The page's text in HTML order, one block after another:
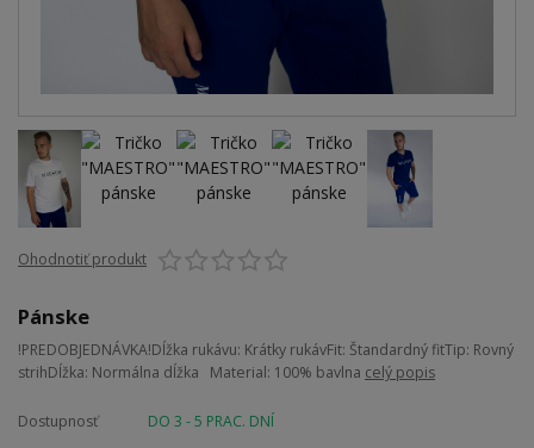
Ohodnotiť produkt
Pánske
!PREDOBJEDNÁVKA!Dĺžka rukávu: Krátky rukávFit: Štandardný fitTip: Rovný
strihDĺžka: Normálna dĺžka Material: 100% bavlna celý popis
Dostupnosť
DO 3 - 5 PRAC. DNÍ